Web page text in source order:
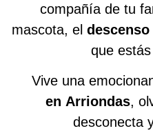
compañía de tu
mascota, el
que
Vive una
en Arriondas,
desconecta